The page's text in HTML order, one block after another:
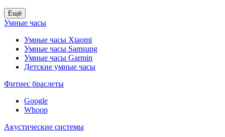
Ещё
Умные часы
Умные часы Xiaomi
Умные часы Samsung
Умные часы Garmin
Детские умные часы
Фитнес браслеты
Google
Whoop
Акустические системы